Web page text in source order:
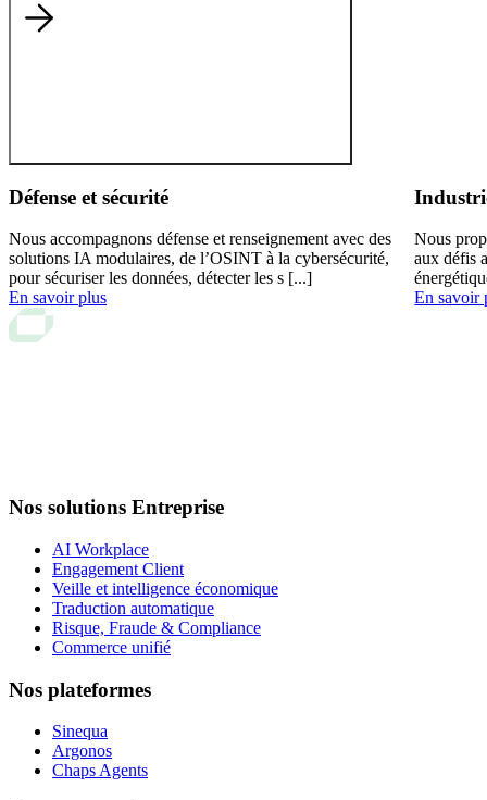
Défense et sécurité
Nous accompagnons défense et renseignement avec des
solutions IA modulaires, de l’OSINT à la cybersécurité,
pour sécuriser les données, détecter les s [...]
En savoir plus
Nous
aux défis
En savoir
Nos solutions Entreprise
AI Workplace
Engagement Client
Veille et intelligence économique
Traduction automatique
Risque, Fraude & Compliance
Commerce unifié
Nos plateformes
Sinequa
Argonos
Chaps Agents